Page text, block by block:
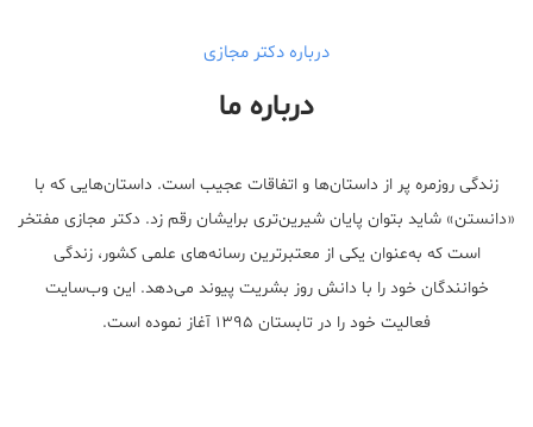
درباره دکتر مجازی
درباره ما
زندگی روزمره پر از داستان‌ها و اتفاقات عجیب است. داستان‌هایی که با
«دانستن» شاید بتوان پایان شیرین‌تری برایشان رقم زد. دکتر مجازی مفتخر
است که به‌عنوان یکی از معتبر‌ترین رسانه‌های علمی کشور، زندگی
خوانندگان خود را با دانش روز بشریت پیوند می‌دهد. این وب‌سایت
فعالیت خود را در تابستان ۱۳۹۵ آغاز نموده است.